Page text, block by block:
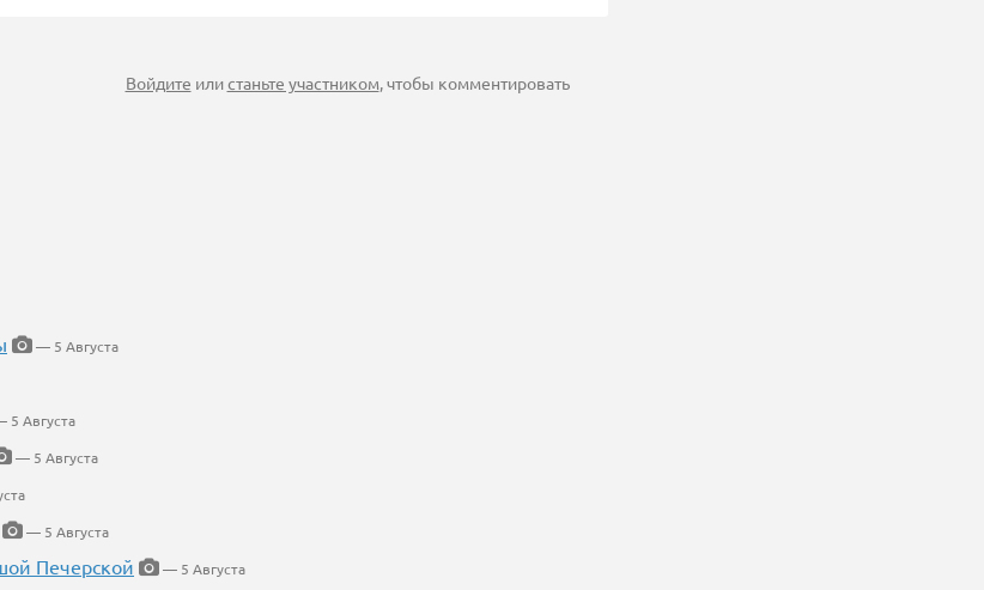
Войдите илистаньте участником, чтобы комментировать
— 5 Августа
5 Августа
— 5 Августа
— 5 Августа
Печерской
— 5 Августа